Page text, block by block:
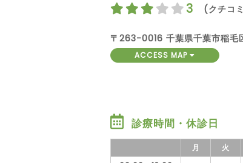
3 (クチコ
〒263-0016 千葉県千葉市稲
ACCESS MAP
診療時間・休診日
月 火